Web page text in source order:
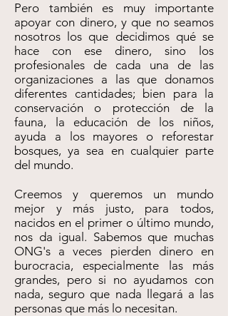
Pero también es muy importante
apoyar con dinero, y que no seamos
nosotros los que decidimos qué se
hace con ese dinero, sino los
profesionales de cada una de las
organizaciones a las que donamos
diferentes cantidades; bien para la
conservación o protección de la
fauna, la educación de los niños,
ayuda a los mayores o reforestar
bosques, ya sea en cualquier parte
del mundo.
Creemos y queremos un mundo
mejor y más justo, para todos,
nacidos en el primer o último mundo,
nos da igual. Sabemos que muchas
ONG's a veces pierden dinero en
burocracia, especialmente las más
grandes, pero si no ayudamos con
nada, seguro que nada llegará a las
personas que más lo necesitan.